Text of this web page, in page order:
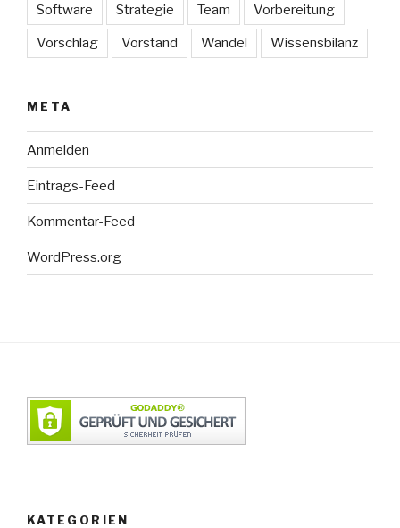
Software Strategie Team Vorbereitung
Vorschlag Vorstand Wandel Wissensbilanz
META
Anmelden
Eintrags-Feed
Kommentar-Feed
WordPress.org
KATEGORIEN